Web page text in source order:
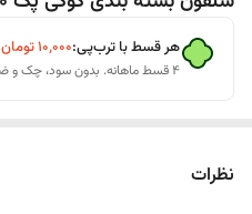
هر قسط با ترب‌پی:۱۰٬۰۰۰تومان
۴ قسط ماهانه. بدون سود، چک و ضامن.
نظرات